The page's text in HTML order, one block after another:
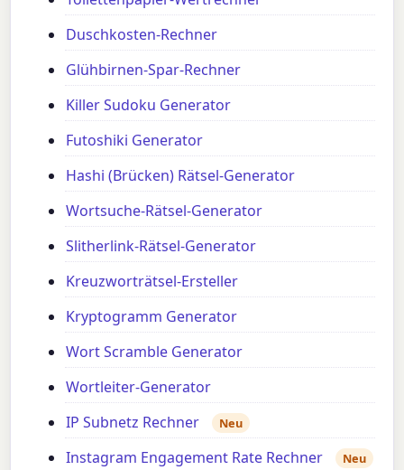
Duschkosten-Rechner
Glühbirnen-Spar-Rechner
Killer Sudoku Generator
Futoshiki Generator
Hashi (Brücken) Rätsel-Generator
Wortsuche-Rätsel-Generator
Slitherlink-Rätsel-Generator
Kreuzworträtsel-Ersteller
Kryptogramm Generator
Wort Scramble Generator
Wortleiter-Generator
IP Subnetz Rechner
Neu
Instagram Engagement Rate Rechner Neu